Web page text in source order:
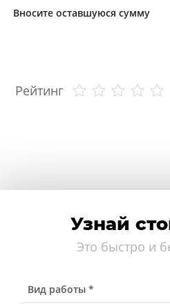
Вносите оставшуюся сумму
Рейтинг
Узнай
Это быстро и
Вид работы *